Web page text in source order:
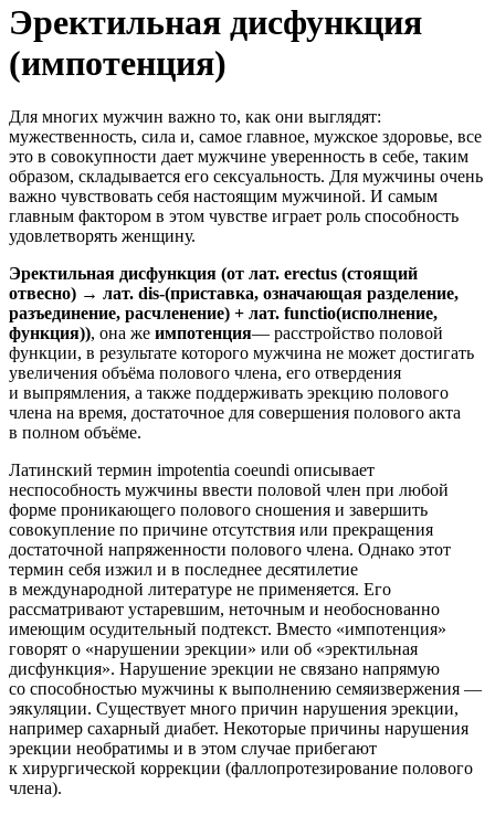
Эректильная дисфункция
(импотенция)
Для многих мужчин важно то, как они выглядят:
мужественность, сила и, самое главное, мужское здоровье, все
это в совокупности дает мужчине уверенность в себе, таким
образом, складывается его сексуальность. Для мужчины очень
важно чувствовать себя настоящим мужчиной. И самым
главным фактором в этом чувстве играет роль способность
удовлетворять женщину.
Эректильная дисфункция (от лат. erectus (стоящий
отвесно) → лат. dis-(приставка, означающая разделение,
разъединение, расчленение) + лат. functio(исполнение,
функция)), она же импотенция— расстройство половой
функции, в результате которого мужчина не может достигать
увеличения объёма полового члена, его отвердения
и выпрямления, а также поддерживать эрекцию полового
члена на время, достаточное для совершения полового акта
в полном объёме.
Латинский термин impotentia coeundi описывает
неспособность мужчины ввести половой член при любой
форме проникающего полового сношения и завершить
совокупление по причине отсутствия или прекращения
достаточной напряженности полового члена. Однако этот
термин себя изжил и в последнее десятилетие
в международной литературе не применяется. Его
рассматривают устаревшим, неточным и необоснованно
имеющим осудительный подтекст. Вместо «импотенция»
говорят о «нарушении эрекции» или об «эректильная
дисфункция». Нарушение эрекции не связано напрямую
со способностью мужчины к выполнению семяизвержения —
эякуляции. Существует много причин нарушения эрекции,
например сахарный диабет. Некоторые причины нарушения
эрекции необратимы и в этом случае прибегают
к хирургической коррекции (фаллопротезирование полового
члена).